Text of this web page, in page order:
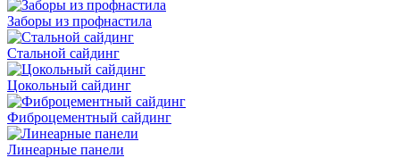
Заборы из профнастила
Стальной сайдинг
Цокольный сайдинг
Фиброцементный сайдинг
Линеарные панели